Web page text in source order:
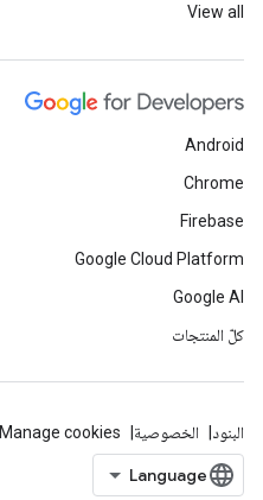
View all
Android
Chrome
Firebase
Google Cloud Platform
Google AI
كلّ المنتجات
البنود الخصوصية Manage cookies